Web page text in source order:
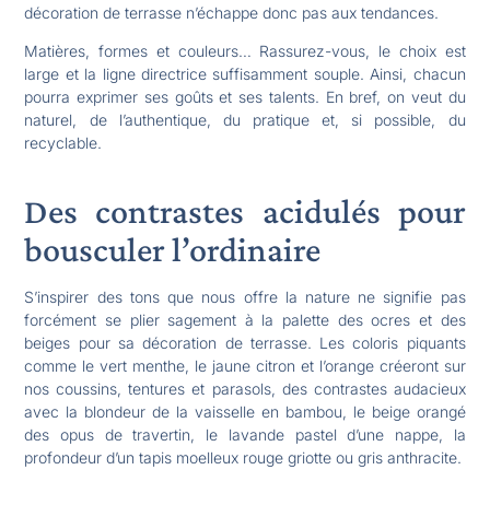
décoration de terrasse n’échappe donc pas aux tendances.
Matières, formes et couleurs… Rassurez-vous, le choix est
large et la ligne directrice suffisamment souple. Ainsi, chacun
pourra exprimer ses goûts et ses talents. En bref, on veut du
naturel, de l’authentique, du pratique et, si possible, du
recyclable.
Des contrastes acidulés pour
bousculer l’ordinaire
S’inspirer des tons que nous offre la nature ne signifie pas
forcément se plier sagement à la palette des ocres et des
beiges pour sa décoration de terrasse. Les coloris piquants
comme le vert menthe, le jaune citron et l’orange créeront sur
nos coussins, tentures et parasols, des contrastes audacieux
avec la blondeur de la vaisselle en bambou, le beige orangé
des opus de travertin, le lavande pastel d’une nappe, la
profondeur d’un tapis moelleux rouge griotte ou gris anthracite.